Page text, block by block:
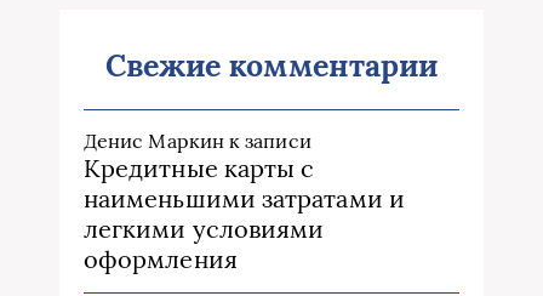
Свежие комментарии
Денис Маркинк записи
Кредитные карты с
наименьшими затратами и
легкими условиями
оформления